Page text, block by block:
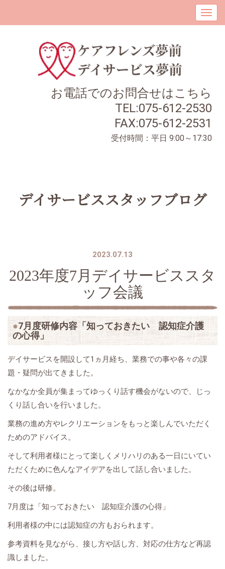
お電話でのお問合せはこちら
TEL:075-612-2530
FAX:075-612-2531
受付時間：平日 9:00～17:30
デイサービススタッフブログ
2023.07.13
2023年度7月デイサービススタ
ッフ会議
7月度研修内容「知っておきたい 認知症介護
の心得」
デイサービスを開設して1ヵ月経ち、業務での事や各々の課
題・疑問が出てきました。
なかなか全員が集まってゆっくり話す機会がないので、じっ
くり話し合いを行いました。
業務の進め方やレクリエーションをもっと楽しんでいただく
ためのアドバイス。
そして利用者様にとって楽しくメリハリのある一日にいてい
ただくために色んなアイデアを出して話し合いました。
その後は研修。
7月度は「知っておきたい 認知症介護の心得」
利用者様の中には認知症の方もおられます。
参考資料を見ながら、接し方や話し方、対応の仕方など再認
識しました。